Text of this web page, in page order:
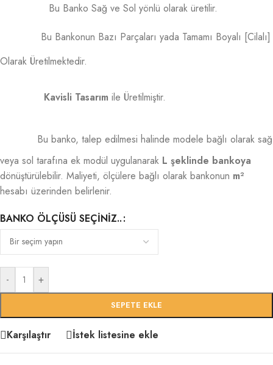
Bu Banko Sağ ve Sol yönlü olarak üretilir.
Bu Bankonun Bazı Parçaları yada Tamamı Boyalı [Cilalı]
Olarak Üretilmektedir.
Kavisli Tasarım ile Üretilmiştir.
Bu banko, talep edilmesi halinde modele bağlı olarak sağ
veya sol tarafına ek modül uygulanarak L şeklinde bankoya
dönüştürülebilir. Maliyeti, ölçülere bağlı olarak bankonun m²
hesabı üzerinden belirlenir.
BANKO ÖLÇÜSÜ SEÇINIZ..
- +
SEPETE EKLE
Karşılaştır İstek listesine ekle